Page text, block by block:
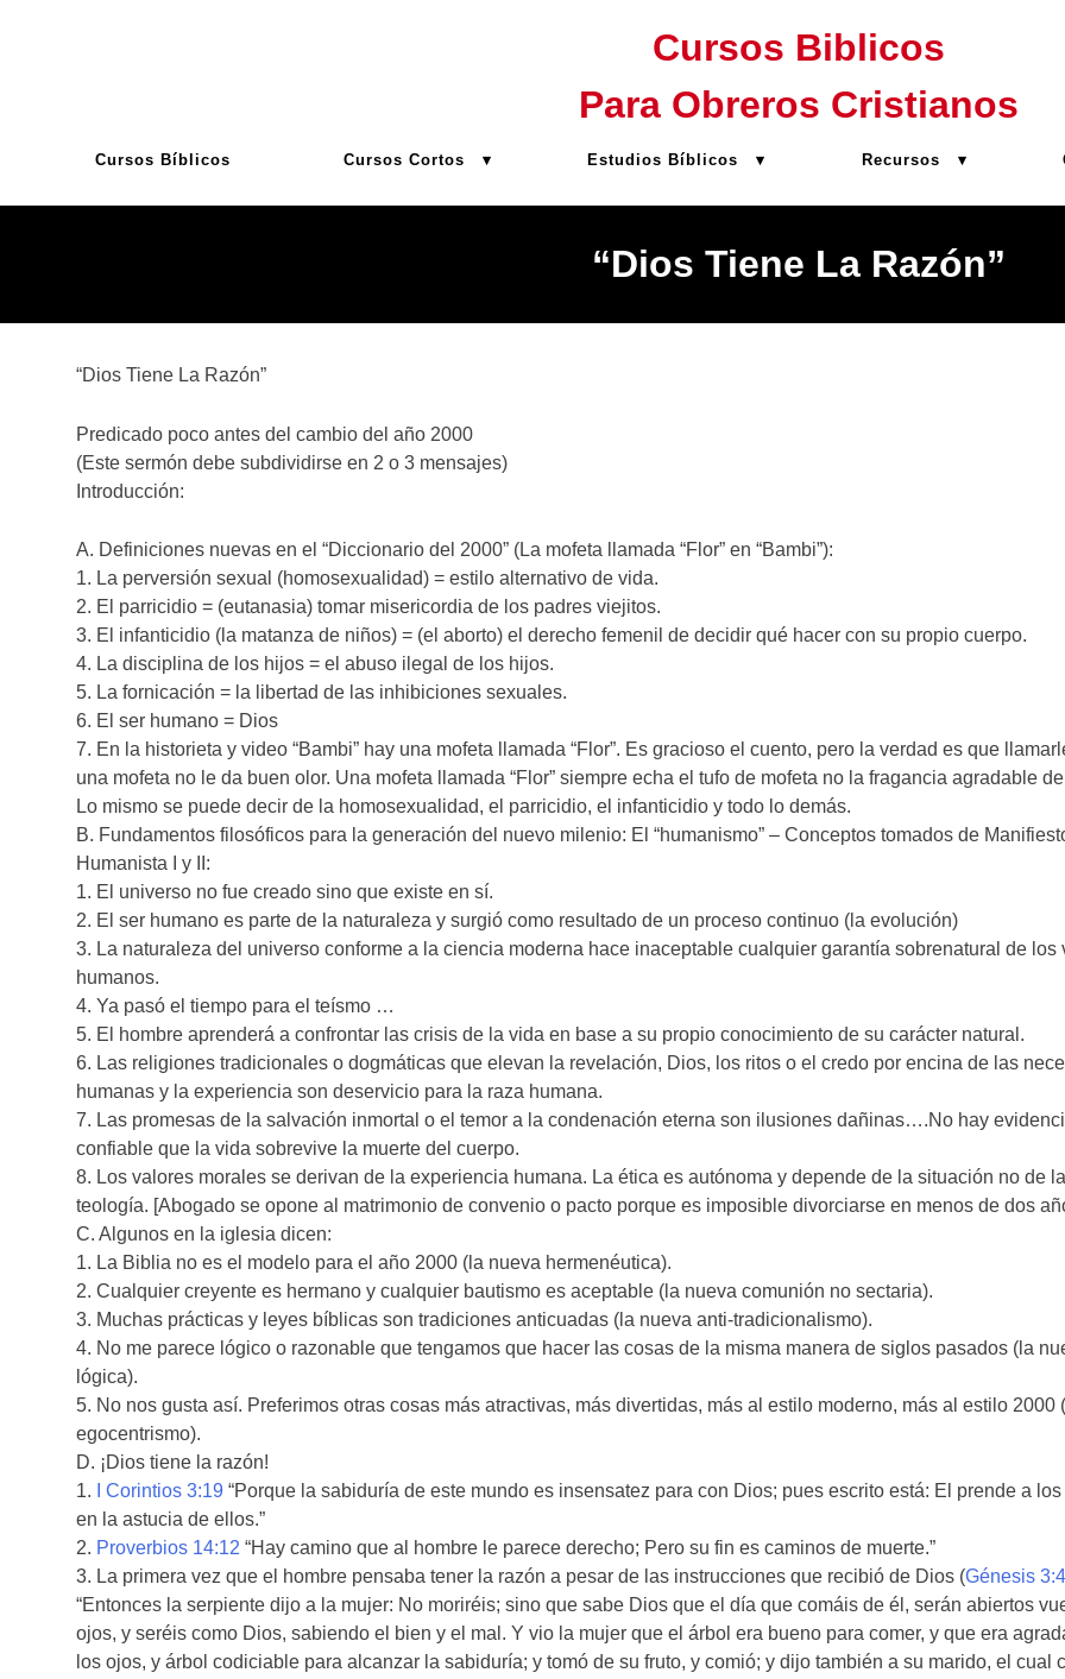
Cursos Biblicos
Para Obreros Cristianos
Cursos Bíblicos Cursos Cortos Estudios Bíblicos Recursos
“Dios Tiene La Razón”
“Dios Tiene La Razón”
Predicado poco antes del cambio del año 2000
(Este sermón debe subdividirse en 2 o 3 mensajes)
Introducción:
A. Definiciones nuevas en el “Diccionario del 2000” (La mofeta llamada “Flor” en “Bambi”):
1. La perversión sexual (homosexualidad) = estilo alternativo de vida.
2. El parricidio = (eutanasia) tomar misericordia de los padres viejitos.
3. El infanticidio (la matanza de niños) = (el aborto) el derecho femenil de decidir qué hacer con su propio cuerpo.
4. La disciplina de los hijos = el abuso ilegal de los hijos.
5. La fornicación = la libertad de las inhibiciones sexuales.
6. El ser humano = Dios
7. En la historieta y video “Bambi” hay una mofeta llamada “Flor”. Es gracioso el cuento, pero la verdad es que
una mofeta no le da buen olor. Una mofeta llamada “Flor” siempre echa el tufo de mofeta no la fragancia agradable
Lo mismo se puede decir de la homosexualidad, el parricidio, el infanticidio y todo lo demás.
B. Fundamentos filosóficos para la generación del nuevo milenio: El “humanismo” – Conceptos tomados de
Humanista I y II:
1. El universo no fue creado sino que existe en sí.
2. El ser humano es parte de la naturaleza y surgió como resultado de un proceso continuo (la evolución)
3. La naturaleza del universo conforme a la ciencia moderna hace inaceptable cualquier garantía sobrenatural de los
humanos.
4. Ya pasó el tiempo para el teísmo …
5. El hombre aprenderá a confrontar las crisis de la vida en base a su propio conocimiento de su carácter natural.
6. Las religiones tradicionales o dogmáticas que elevan la revelación, Dios, los ritos o el credo por encina de las
humanas y la experiencia son deservicio para la raza humana.
7. Las promesas de la salvación inmortal o el temor a la condenación eterna son ilusiones dañinas….No hay
confiable que la vida sobrevive la muerte del cuerpo.
8. Los valores morales se derivan de la experiencia humana. La ética es autónoma y depende de la situación no de la
teología. [Abogado se opone al matrimonio de convenio o pacto porque es imposible divorciarse en menos de dos
C. Algunos en la iglesia dicen:
1. La Biblia no es el modelo para el año 2000 (la nueva hermenéutica).
2. Cualquier creyente es hermano y cualquier bautismo es aceptable (la nueva comunión no sectaria).
3. Muchas prácticas y leyes bíblicas son tradiciones anticuadas (la nueva anti-tradicionalismo).
4. No me parece lógico o razonable que tengamos que hacer las cosas de la misma manera de siglos pasados (la
lógica).
5. No nos gusta así. Preferimos otras cosas más atractivas, más divertidas, más al estilo moderno, más al estilo 2000
egocentrismo).
D. ¡Dios tiene la razón!
1.
I Corintios 3:19 “Porque la sabiduría de este mundo es insensatez para con Dios; pues escrito está: El prende a
en la astucia de ellos.”
2. Proverbios 14:12 “Hay camino que al hombre le parece derecho; Pero su fin es caminos de muerte.”
3. La primera vez que el hombre pensaba tener la razón a pesar de las instrucciones que recibió de Dios (Génesis
“Entonces la serpiente dijo a la mujer: No moriréis; sino que sabe Dios que el día que comáis de él, serán abiertos
ojos, y seréis como Dios, sabiendo el bien y el mal. Y vio la mujer que el árbol era bueno para comer, y que era
los ojos, y árbol codiciable para alcanzar la sabiduría; y tomó de su fruto, y comió; y dijo también a su marido, el cual